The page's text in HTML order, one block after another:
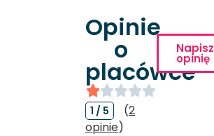
Opinie
o
placówce
1 / 5 (2
opinie)
Napisz
opinię